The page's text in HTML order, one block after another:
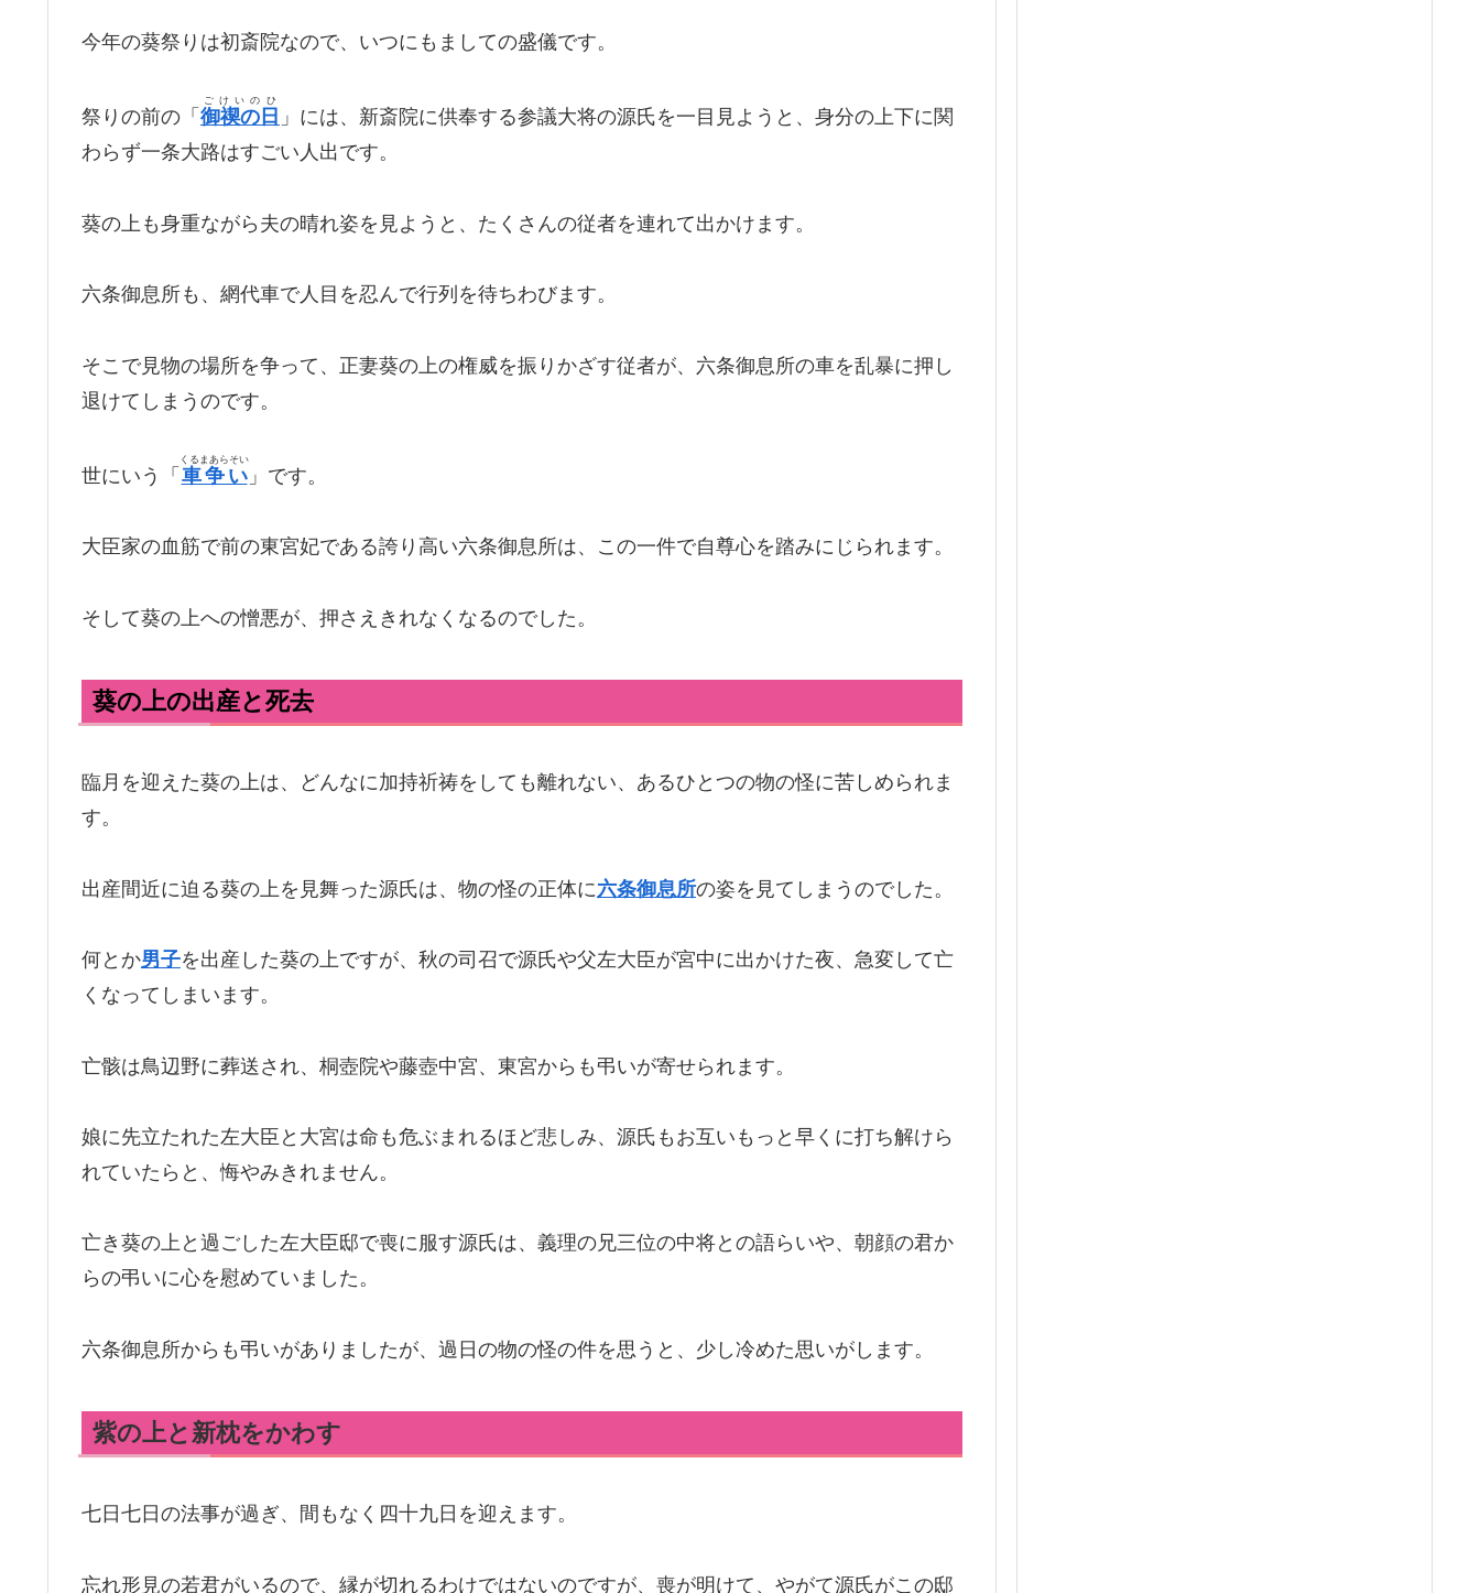
今年の葵祭りは初斎院なので、いつにもましての盛儀です。
祭りの前の「 御禊の日
ごけいのひ
」には、新斎院に供奉する参議大将の源氏を一目見ようと、身分の上下に関
わらず一条大路はすごい人出です。
葵の上も身重ながら夫の晴れ姿を見ようと、たくさんの従者を連れて出かけます。
六条御息所も、網代車で人目を忍んで行列を待ちわびます。
そこで見物の場所を争って、正妻葵の上の権威を振りかざす従者が、六条御息所の車を乱暴に押し
退けてしまうのです。
世にいう「 車争い
くるまあらそい
」です。
大臣家の血筋で前の東宮妃である誇り高い六条御息所は、この一件で自尊心を踏みにじられます。
そして葵の上への憎悪が、押さえきれなくなるのでした。
葵の上の出産と死去
臨月を迎えた葵の上は、どんなに加持祈祷をしても離れない、あるひとつの物の怪に苦しめられま
す。
出産間近に迫る葵の上を見舞った源氏は、物の怪の正体に六条御息所の姿を見てしまうのでした。
何とか男子を出産した葵の上ですが、秋の司召で源氏や父左大臣が宮中に出かけた夜、急変して亡
くなってしまいます。
亡骸は鳥辺野に葬送され、桐壺院や藤壺中宮、東宮からも弔いが寄せられます。
娘に先立たれた左大臣と大宮は命も危ぶまれるほど悲しみ、源氏もお互いもっと早くに打ち解けら
れていたらと、悔やみきれません。
亡き葵の上と過ごした左大臣邸で喪に服す源氏は、義理の兄三位の中将との語らいや、朝顔の君か
らの弔いに心を慰めていました。
六条御息所からも弔いがありましたが、過日の物の怪の件を思うと、少し冷めた思いがします。
紫の上と新枕をかわす
七日七日の法事が過ぎ、間もなく四十九日を迎えます。
忘れ形見の若君がいるので、縁が切れるわけではないのですが、喪が明けて、やがて源氏がこの邸